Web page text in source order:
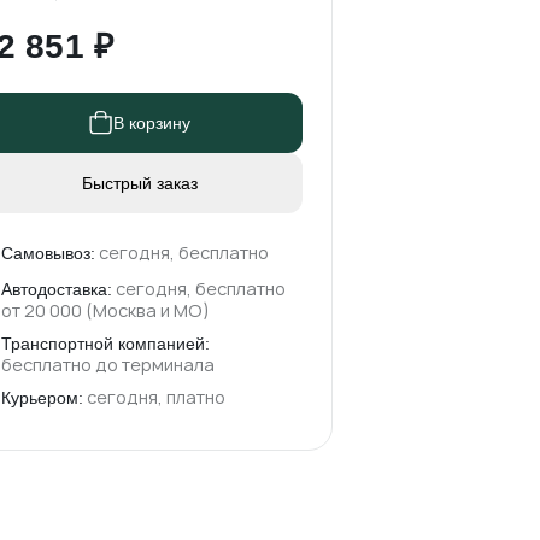
851 ₽
В корзину
Быстрый заказ
Самовывоз: сегодня, бесплатно
Автодоставка: сегодня, бесплатно
от 20 000 (Москва и МО)
Транспортной компанией:
бесплатно до терминала
Курьером: сегодня, платно